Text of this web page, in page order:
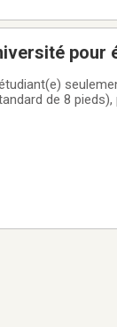
pour
permis, dans
de 8